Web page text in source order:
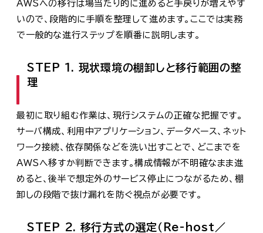
AWSへの移行は場当たり的に進めると手戻りが増えやす
いので、段階的に手順を整理して進めます。ここでは実務
で一般的な進行ステップを順番に説明します。
STEP 1. 現状環境の棚卸しと移行範囲の整
理
最初に取り組む作業は、現行システムの正確な把握です。
サーバ構成、利用中アプリケーション、データベース、ネット
ワーク接続、依存関係などを洗い出すことで、どこまでを
AWSへ移すか判断できます。構成情報が不明確なまま進
めると、後半で想定外のサービス停止につながるため、棚
卸しの段階で抜け漏れを防ぐ視点が必要です。
STEP 2. 移行方式の選定（Re-host／